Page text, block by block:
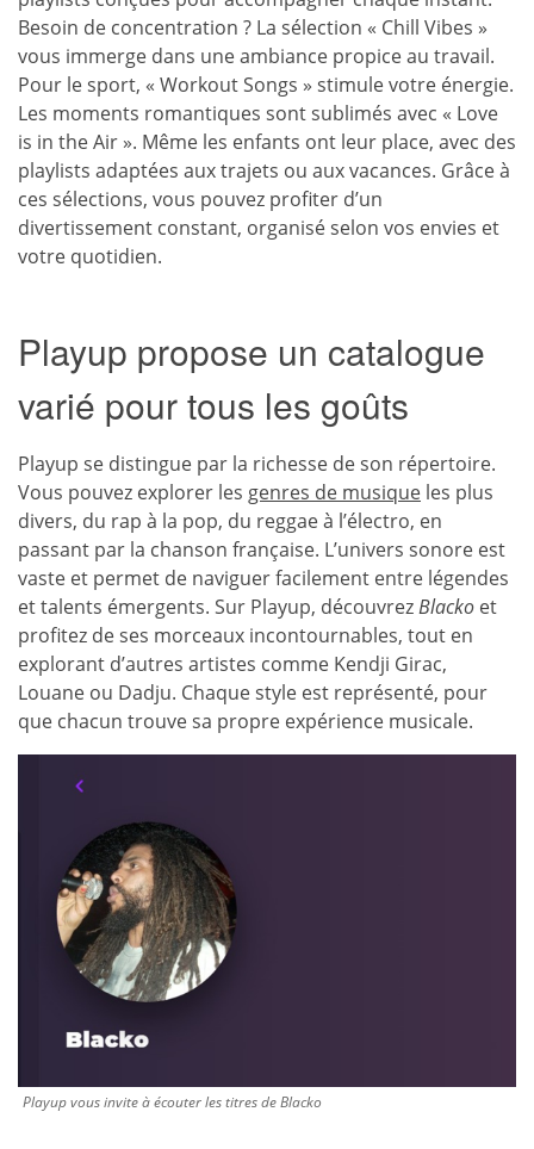
Besoin de concentration ? La sélection « Chill Vibes »
vous immerge dans une ambiance propice au travail.
Pour le sport, « Workout Songs » stimule votre énergie.
Les moments romantiques sont sublimés avec « Love
is in the Air ». Même les enfants ont leur place, avec des
playlists adaptées aux trajets ou aux vacances. Grâce à
ces sélections, vous pouvez profiter d’un
divertissement constant, organisé selon vos envies et
votre quotidien.
Playup propose un catalogue
varié pour tous les goûts
Playup se distingue par la richesse de son répertoire.
Vous pouvez explorer les genres de musique les plus
divers, du rap à la pop, du reggae à l’électro, en
passant par la chanson française. L’univers sonore est
vaste et permet de naviguer facilement entre légendes
et talents émergents. Sur Playup, découvrezBlacko et
profitez de ses morceaux incontournables, tout en
explorant d’autres artistes comme Kendji Girac,
Louane ou Dadju. Chaque style est représenté, pour
que chacun trouve sa propre expérience musicale.
Playup vous invite à écouter les titres de Blacko